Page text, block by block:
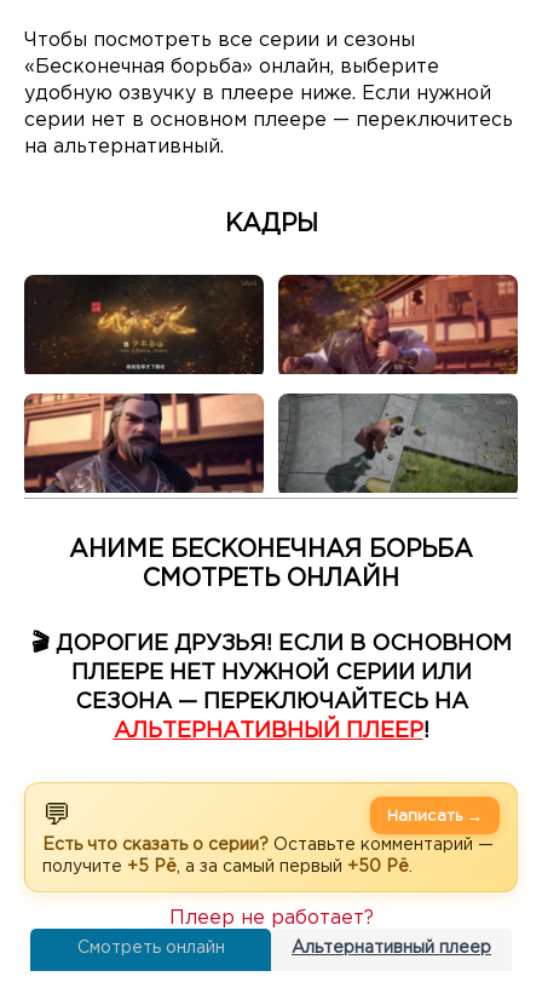
Чтобы посмотреть все серии и сезоны
«Бесконечная борьба» онлайн, выберите
удобную озвучку в плеере ниже. Если нужной
серии нет в основном плеере — переключитесь
на альтернативный.
КАДРЫ
АНИМЕ БЕСКОНЕЧНАЯ БОРЬБА
СМОТРЕТЬ ОНЛАЙН
🎬 ДОРОГИЕ ДРУЗЬЯ! ЕСЛИ В ОСНОВНОМ
ПЛЕЕРЕ НЕТ НУЖНОЙ СЕРИИ ИЛИ
СЕЗОНА — ПЕРЕКЛЮЧАЙТЕСЬ НА
АЛЬТЕРНАТИВНЫЙ ПЛЕЕР!
💬
Есть что сказать о серии? Оставьте комментарий —
получите +5 Рё , а за самый первый +50 Рё
Написать →
Смотреть онлайн Альтернативный плеер
Плеер не работает?